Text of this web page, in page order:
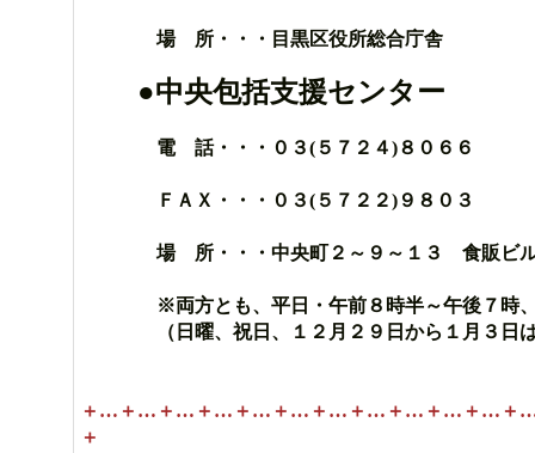
場 所・・・目黒区役所総合庁舎
●中央包括支援センター
電 話・・・０３(５７２４)８０６６
ＦＡＸ・・・０３(５７２２)９８０３
場 所・・・中央町２～９～１３ 食販ビル
※両方とも、平日・午前８時半～午後７時、
（日曜、祝日、１２月２９日から１月３日は
＋…＋…＋…＋…＋…＋…＋…＋…＋…＋…＋…
＋